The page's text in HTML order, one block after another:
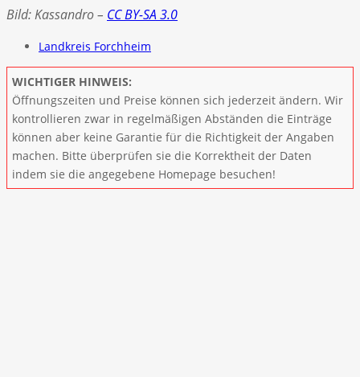
Bild: Kassandro – CC BY-SA 3.0
Landkreis Forchheim
WICHTIGER HINWEIS:
Öffnungszeiten und Preise können sich jederzeit ändern. Wir
kontrollieren zwar in regelmäßigen Abständen die Einträge
können aber keine Garantie für die Richtigkeit der Angaben
machen. Bitte überprüfen sie die Korrektheit der Daten
indem sie die angegebene Homepage besuchen!